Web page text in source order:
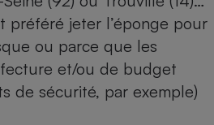
préféré jeter l’éponge pour
ou parce que les
et/ou de budget
de sécurité, par exemple)
Complément
Comparateur auto
Comparatif centrale
Gros électroménager
Petit électroménager -
Informatique
Internet
Téléphonie
Sécurité domestique